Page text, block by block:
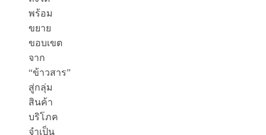
พร้อม
ขยาย
ขอบเขต
จาก
“ข้าวสาร”
สู่กลุ่ม
สินค้า
บริโภค
จำเป็น